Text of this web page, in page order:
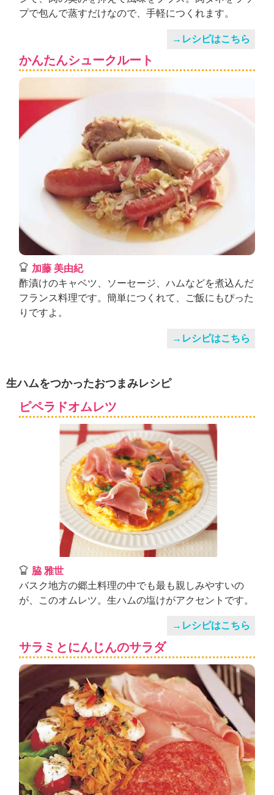
プで包んで蒸すだけなので、手軽につくれます。
→レシピはこちら
かんたんシュークルート
加藤 美由紀
酢漬けのキャベツ、ソーセージ、ハムなどを煮込んだ
フランス料理です。簡単につくれて、ご飯にもぴった
りですよ。
→レシピはこちら
生ハムをつかったおつまみレシピ
ピペラドオムレツ
脇 雅世
バスク地方の郷土料理の中でも最も親しみやすいの
が、このオムレツ。生ハムの塩けがアクセントです。
→レシピはこちら
サラミとにんじんのサラダ